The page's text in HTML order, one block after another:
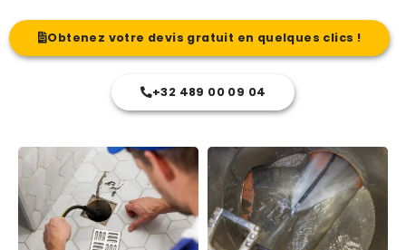
Obtenez votre devis gratuit en quelques clics !
+32 489 00 09 04